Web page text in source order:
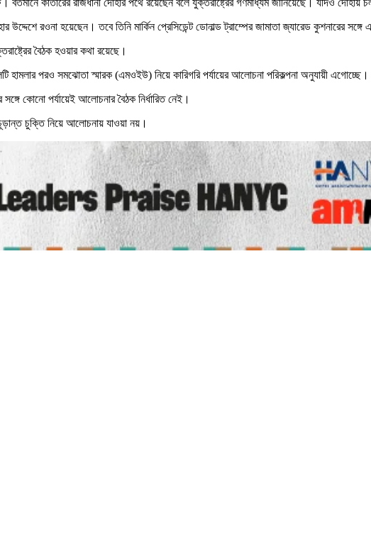
বর্তমানে কাতারের রাজধানী দোহার পথে রয়েছেন বলে যুক্তরাষ্ট্রের গণমাধ্যম জানিয়েছে। যদিও
রওনা হয়েছেন। তবে তিনি মার্কিন প্রেসিডেন্ট ডোনাল্ড ট্রাম্পের জামাতা জ্যারেড কুশনারের সঙ্গে
বৈঠক হওয়ার কথা রয়েছে।
হামলার পরও সমঝোতা স্মারক (এমওইউ) নিয়ে কারিগরি পর্যায়ের আলোচনা পরিকল্পনা অনুযায়ী এগোচ্ছে।
কোনো পর্যায়েই আলোচনার বৈঠক নির্ধারিত নেই।
চুক্তি নিয়ে আলোচনায় যাওয়া নয়।